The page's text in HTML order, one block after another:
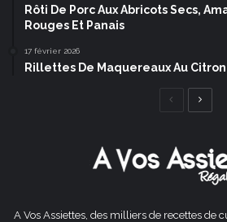
Rôti De Porc Aux Abricots Secs,
Rouges Et Panais
17 février 2026
Rillettes De Maquereaux Au Citron
Page
A Vos Assiettes, des milliers de recettes de